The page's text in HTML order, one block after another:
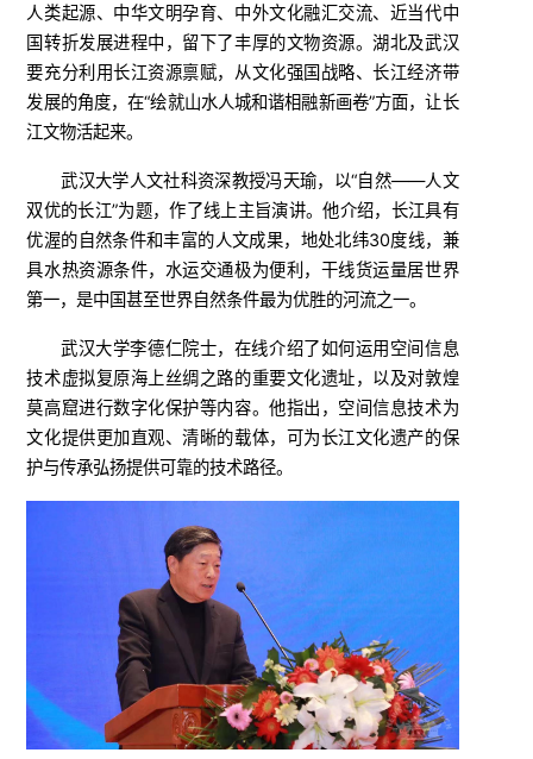
人类起源、中华文明孕育、中外文化融汇交流、近当代中
国转折发展进程中，留下了丰厚的文物资源。湖北及武汉
要充分利用长江资源禀赋，从文化强国战略、长江经济带
发展的角度，在“绘就山水人城和谐相融新画卷”方面，让长
江文物活起来。
武汉大学人文社科资深教授冯天瑜，以“自然——人文
双优的长江”为题，作了线上主旨演讲。他介绍，长江具有
优渥的自然条件和丰富的人文成果，地处北纬30度线，兼
具水热资源条件，水运交通极为便利，干线货运量居世界
第一，是中国甚至世界自然条件最为优胜的河流之一。
武汉大学李德仁院士，在线介绍了如何运用空间信息
技术虚拟复原海上丝绸之路的重要文化遗址，以及对敦煌
莫高窟进行数字化保护等内容。他指出，空间信息技术为
文化提供更加直观、清晰的载体，可为长江文化遗产的保
护与传承弘扬提供可靠的技术路径。